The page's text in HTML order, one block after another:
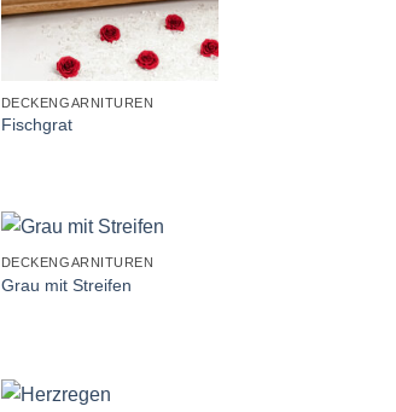
DECKENGARNITUREN
Fischgrat
+
DECKENGARNITUREN
Grau mit Streifen
+